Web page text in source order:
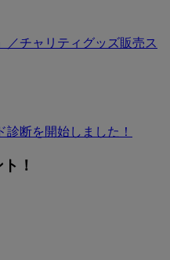
／チャリティグッズ販売ス
断を開始しました！
！